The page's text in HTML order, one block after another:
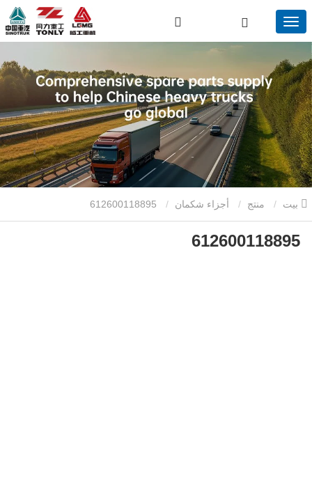
منتج أجزاء شكمان
612600118895